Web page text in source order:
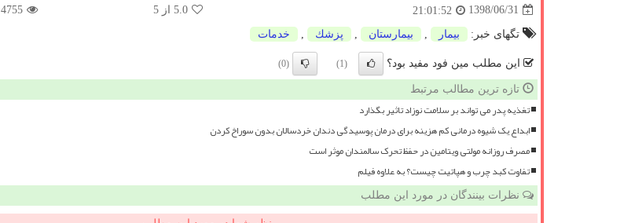
1398/06/31
21:01:52
5.0 از 5 4755
تگهای خبر: بیمار بیمارستان پزشك خدمات
این مطلب مین فود مفید بود؟ (1)
(0)
تازه ترین مطالب مرتبط
تغذیه پدر می تواند بر سلامت نوزاد تاثیر بگذارد
ابداع یک شیوه درمانی کم هزینه برای درمان پوسیدگی دندان خردسالان بدون سوراخ کردن
مصرف روزانه مولتی ویتامین در حفظ تحرک سالمندان موثر است
تفاوت کبد چرب و هپاتیت چیست؟ به علاوه فیلم
نظرات بینندگان در مورد این مطلب